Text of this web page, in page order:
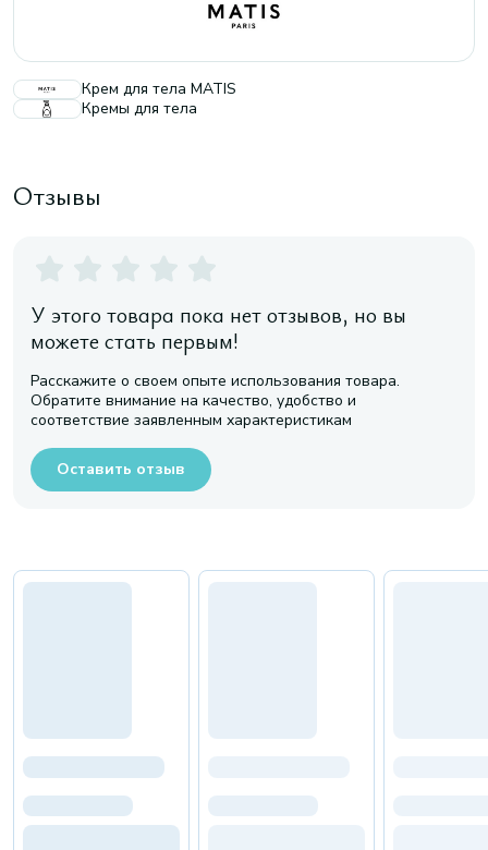
Крем для тела MATIS
Кремы для тела
Отзывы
У этого товара пока нет отзывов, но вы
можете стать первым!
Расскажите о своем опыте использования товара.
Обратите внимание на качество, удобство и
соответствие заявленным характеристикам
Оставить отзыв